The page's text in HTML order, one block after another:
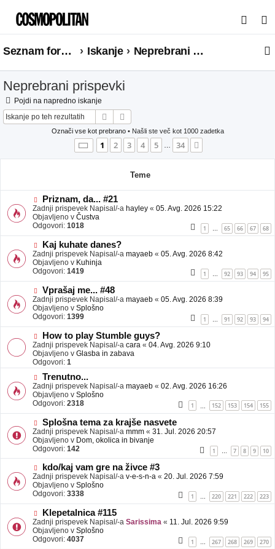
s
a
Seznam forumov Iskanje Neprebrani prispevki
Neprebrani prispevki
Pojdi na napredno iskanje
Iskanje
Označi vse kot prebrano• Našli ste več kot 1000 zadetka
Stran 1od34
1 2 3 4 5 … 34
Teme
N
o
v
e
b
a
v
e
Priznam, da... #21
Zadnji prispevek Napisal/-a hayley « 05. Avg. 2026 15:22
Objavljeno v Čustva
Odgovori: 1018 1 … 65 66 67 68
N
o
v
e
b
a
v
e
Kaj kuhate danes?
Zadnji prispevek Napisal/-a mayaeb « 05. Avg. 2026 8:42
Objavljeno v Kuhinja
Odgovori: 1419 1 … 92 93 94 95
N
o
v
e
b
a
v
e
Vprašaj me... #48
Zadnji prispevek Napisal/-a mayaeb « 05. Avg. 2026 8:39
Objavljeno v Splošno
Odgovori: 1399 1 91 92 93 94
N
o
v
e
o
b
j
a
v
e
How to play Stumble guys?
Zadnji prispevek Napisal/-a cara « 04. Avg. 2026 9:10
Objavljeno v Glasba in zabava
Odgovori: 1
N
o
v
e
o
b
a
v
e
Trenutno...
Zadnji prispevek Napisal/-a mayaeb « 02. Avg. 2026 16:26
Objavljeno v Splošno
Odgovori: 2318 1 152 153 154 155
N
o
v
e
o
b
a
v
e
Splošna tema za krajše nasvete
Zadnji prispevek Napisal/-a mmm « 31. Jul. 2026 20:57
Objavljeno v Dom, okolica in bivanje
Odgovori: 142 1 … 7 8 9 10
N
o
v
e
b
a
v
e
kdo/kaj vam gre na živce #3
Zadnji prispevek Napisal/-a v-e-s-n-a « 20. Jul. 2026 7:59
Objavljeno v Splošno
Odgovori: 3338 1 … 220 221 222 223
N
o
v
e
Klepetalnica #115
Zadnji prispevek Napisal/-a Sarissima « 11. Jul. 2026 9:59
Objavljeno v Splošno
Odgovori: 4037 1 … 267 268 269 270